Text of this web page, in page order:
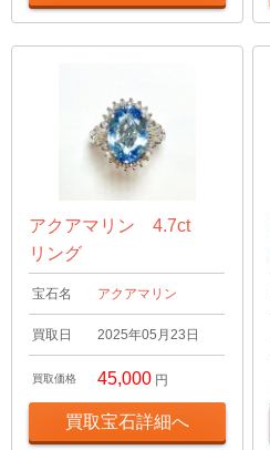
アクアマリン 4.7ct
リング
宝石名 アクアマリン
買取日 2025年05月23日
買取価格 45,000 円
買取宝石詳細へ